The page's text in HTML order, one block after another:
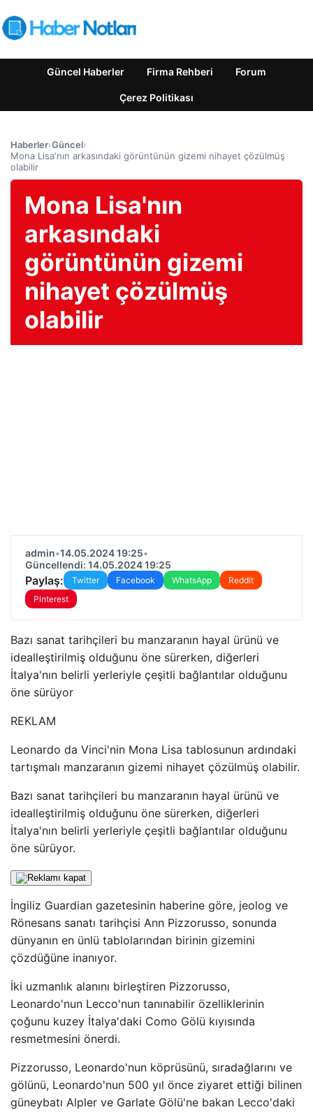
Güncel Haberler Firma Rehberi Forum
Çerez Politikası
Haberler›Güncel›
Mona Lisa'nın arkasındaki görüntünün gizemi nihayet çözülmüş
olabilir
Mona Lisa'nın
arkasındaki
görüntünün gizemi
nihayet çözülmüş
olabilir
admin•14.05.2024 19:25•
Güncellendi: 14.05.2024 19:25
Paylaş: Twitter Facebook WhatsApp
Reddit
Pinterest
Bazı sanat tarihçileri bu manzaranın hayal ürünü ve
idealleştirilmiş olduğunu öne sürerken, diğerleri
İtalya'nın belirli yerleriyle çeşitli bağlantılar olduğunu
öne sürüyor
REKLAM
Leonardo da Vinci'nin Mona Lisa tablosunun ardındaki
tartışmalı manzaranın gizemi nihayet çözülmüş olabilir.
Bazı sanat tarihçileri bu manzaranın hayal ürünü ve
idealleştirilmiş olduğunu öne sürerken, diğerleri
İtalya'nın belirli yerleriyle çeşitli bağlantılar olduğunu
öne sürüyor.
İngiliz Guardian gazetesinin haberine göre, jeolog ve
Rönesans sanatı tarihçisi Ann Pizzorusso, sonunda
dünyanın en ünlü tablolarından birinin gizemini
çözdüğüne inanıyor.
İki uzmanlık alanını birleştiren Pizzorusso,
Leonardo'nun Lecco'nun tanınabilir özelliklerinin
çoğunu kuzey İtalya'daki Como Gölü kıyısında
resmetmesini önerdi.
Pizzorusso, Leonardo'nun köprüsünü, sıradağlarını ve
gölünü, Leonardo'nun 500 yıl önce ziyaret ettiği bilinen
güneybatı Alpler ve Garlate Gölü'ne bakan Lecco'daki